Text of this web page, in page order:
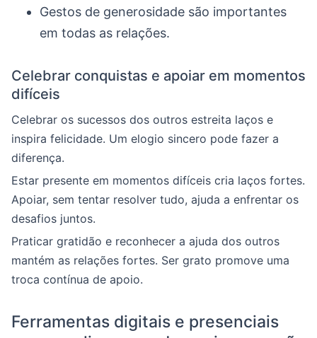
Gestos de generosidade são importantes
em todas as relações.
Celebrar conquistas e apoiar em momentos
difíceis
Celebrar os sucessos dos outros estreita laços e
inspira felicidade. Um elogio sincero pode fazer a
diferença.
Estar presente em momentos difíceis cria laços fortes.
Apoiar, sem tentar resolver tudo, ajuda a enfrentar os
desafios juntos.
Praticar gratidão e reconhecer a ajuda dos outros
mantém as relações fortes. Ser grato promove uma
troca contínua de apoio.
Ferramentas digitais e presenciais